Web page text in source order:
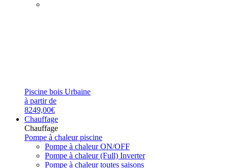
Piscine bois Urbaine
à partir de
8249,00€
Chauffage
Chauffage
Pompe à chaleur piscine
Pompe à chaleur ON/OFF
Pompe à chaleur (Full) Inverter
Pompe à chaleur toutes saisons